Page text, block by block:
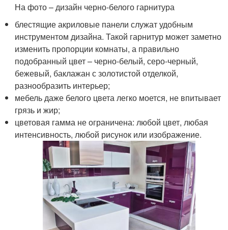
На фото – дизайн черно-белого гарнитура
блестящие акриловые панели служат удобным
инструментом дизайна. Такой гарнитур может заметно
изменить пропорции комнаты, а правильно
подобранный цвет – черно-белый, серо-черный,
бежевый, баклажан с золотистой отделкой,
разнообразить интерьер;
мебель даже белого цвета легко моется, не впитывает
грязь и жир;
цветовая гамма не ограничена: любой цвет, любая
интенсивность, любой рисунок или изображение.